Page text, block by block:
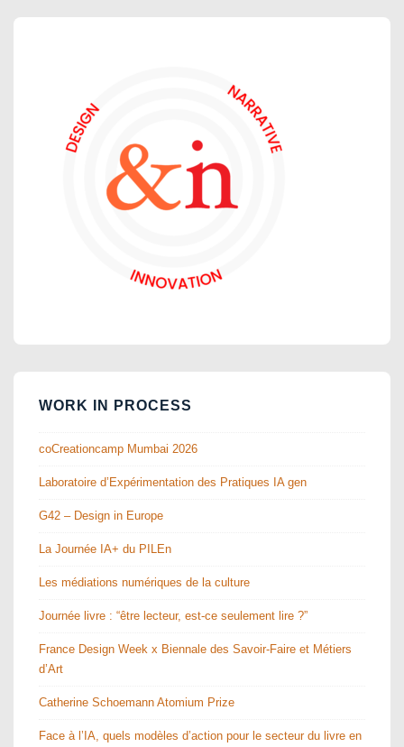
WORK IN PROCESS
coCreationcamp Mumbai 2026
Laboratoire d’Expérimentation des Pratiques IA gen
G42 – Design in Europe
La Journée IA+ du PILEn
Les médiations numériques de la culture
Journée livre : “être lecteur, est-ce seulement lire ?”
France Design Week x Biennale des Savoir-Faire et Métiers
d’Art
Catherine Schoemann Atomium Prize
Face à l’IA, quels modèles d’action pour le secteur du livre en